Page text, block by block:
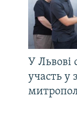
У Львові
участь у